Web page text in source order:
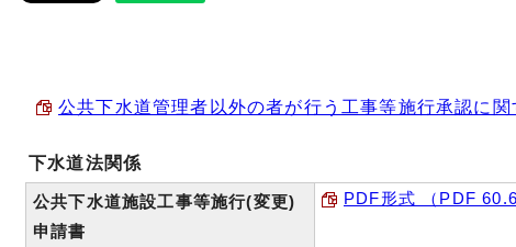
公共下水道管理者以外の者が行う工事等施行承認に
下水道法関係
公共下水道施設工事等施行(変更)
申請書
PDF形式 （PDF